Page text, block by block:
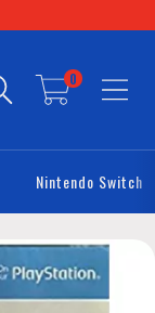
0
Nintendo Switch